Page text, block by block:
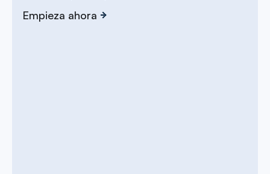
Empieza ahora